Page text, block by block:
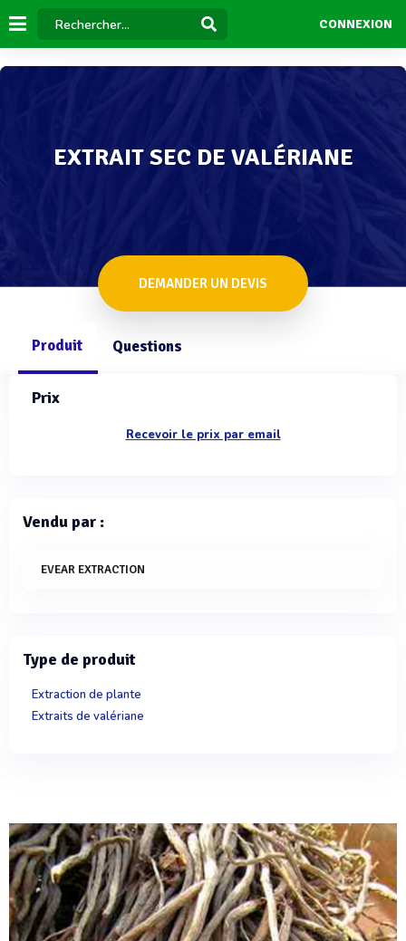
CONNEXION
EXTRAIT SEC DE VALÉRIANE
DEMANDER UN DEVIS
Produit Questions
Prix
Recevoir le prix par email
Vendu par :
EVEAR EXTRACTION
Type de produit
Extraction de plante
Extraits de valériane